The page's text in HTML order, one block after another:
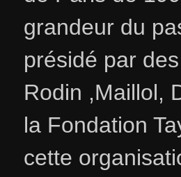
grandeur du
présidé par
Rodin ,Maillol,
la Fondation
cette